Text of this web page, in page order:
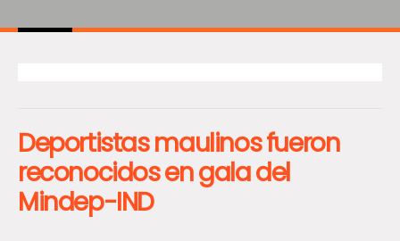
Deportistas maulinos fueron
reconocidos en gala del
Mindep-IND